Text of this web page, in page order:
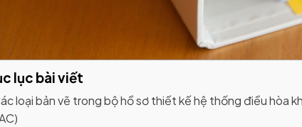
lục bài viết
loại bản vẽ trong bộ hồ sơ thiết kế hệ thống điều hòa